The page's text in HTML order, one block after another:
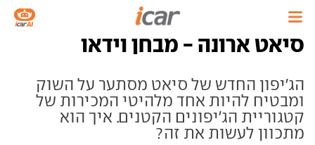
סיאט ארונה - מבחן וידאו
הג'יפון החדש של סיאט מסתער על השוק
ומבטיח להיות אחד מלהיטי המכירות של
קטגוריית הג'יפונים הקטנים. איך הוא
מתכוון לעשות את זה?